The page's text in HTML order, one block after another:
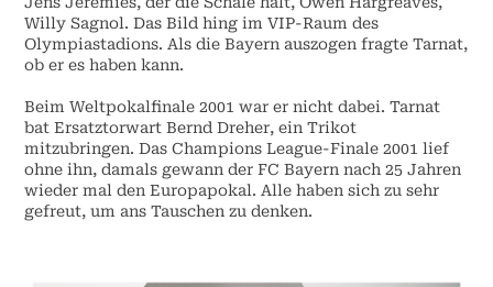
Willy Sagnol. Das Bild hing im VIP-Raum des
Olympiastadions. Als die Bayern auszogen fragte Tarnat,
ob er es haben kann.
Beim Weltpokalfinale 2001 war er nicht dabei. Tarnat
bat Ersatztorwart Bernd Dreher, ein Trikot
mitzubringen. Das Champions League-Finale 2001 lief
ohne ihn, damals gewann der FC Bayern nach 25 Jahren
wieder mal den Europapokal. Alle haben sich zu sehr
gefreut, um ans Tauschen zu denken.